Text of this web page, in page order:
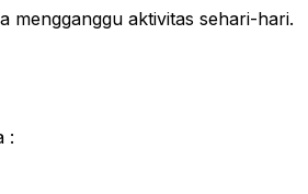
mengganggu aktivitas sehari-hari.
: